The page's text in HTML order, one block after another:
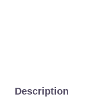
Description